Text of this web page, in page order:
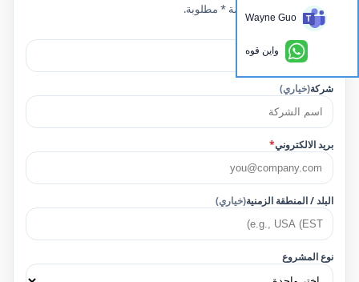
الحقول التي تحمل علامة * مطلوبة.
اسم*
شركة(خياري)
بريد الالكتروني*
البلد / المنطقة الزمنية(خياري)
نوع المشروع
Wayne Guo
واين قوه